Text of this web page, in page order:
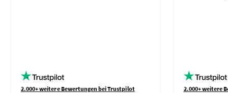
2.000+ weitere Bewertungen bei Trustpilot 2.000+ weitere